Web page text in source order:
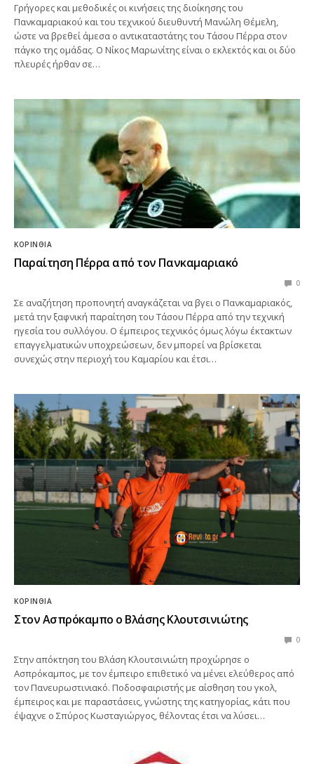
Γρήγορες και μεθοδικές οι κινήσεις της διοίκησης του
Πανκαμαριακού και του τεχνικού διευθυντή Μανώλη Θέμελη,
ώστε να βρεθεί άμεσα ο αντικαταστάτης του Τάσου Πέρρα στον
πάγκο της ομάδας. Ο Νίκος Μαρωνίτης είναι ο εκλεκτός και οι δύο
πλευρές ήρθαν σε…
ΚΟΡΙΝΘΊΑ
Παραίτηση Πέρρα από τον Πανκαμαριακό
0
Σε αναζήτηση προπονητή αναγκάζεται να βγει ο Πανκαμαριακός,
μετά την ξαφνική παραίτηση του Τάσου Πέρρα από την τεχνική
ηγεσία του συλλόγου. Ο έμπειρος τεχνικός όμως λόγω έκτακτων
επαγγελματικών υποχρεώσεων, δεν μπορεί να βρίσκεται
συνεχώς στην περιοχή του Καμαρίου και έτσι…
ΚΟΡΙΝΘΊΑ
Στον Ασπρόκαμπο ο Βλάσης Κλουτσινιώτης
0
Στην απόκτηση του Βλάση Κλουτσινιώτη προχώρησε ο
Ασπρόκαμπος, με τον έμπειρο επιθετικό να μένει ελεύθερος από
τον Πανευρωστινιακό. Ποδοσφαιριστής με αίσθηση του γκολ,
έμπειρος και με παραστάσεις, γνώστης της κατηγορίας, κάτι που
έψαχνε ο Σπύρος Κωσταγιώργος, θέλοντας έτσι να λύσει…